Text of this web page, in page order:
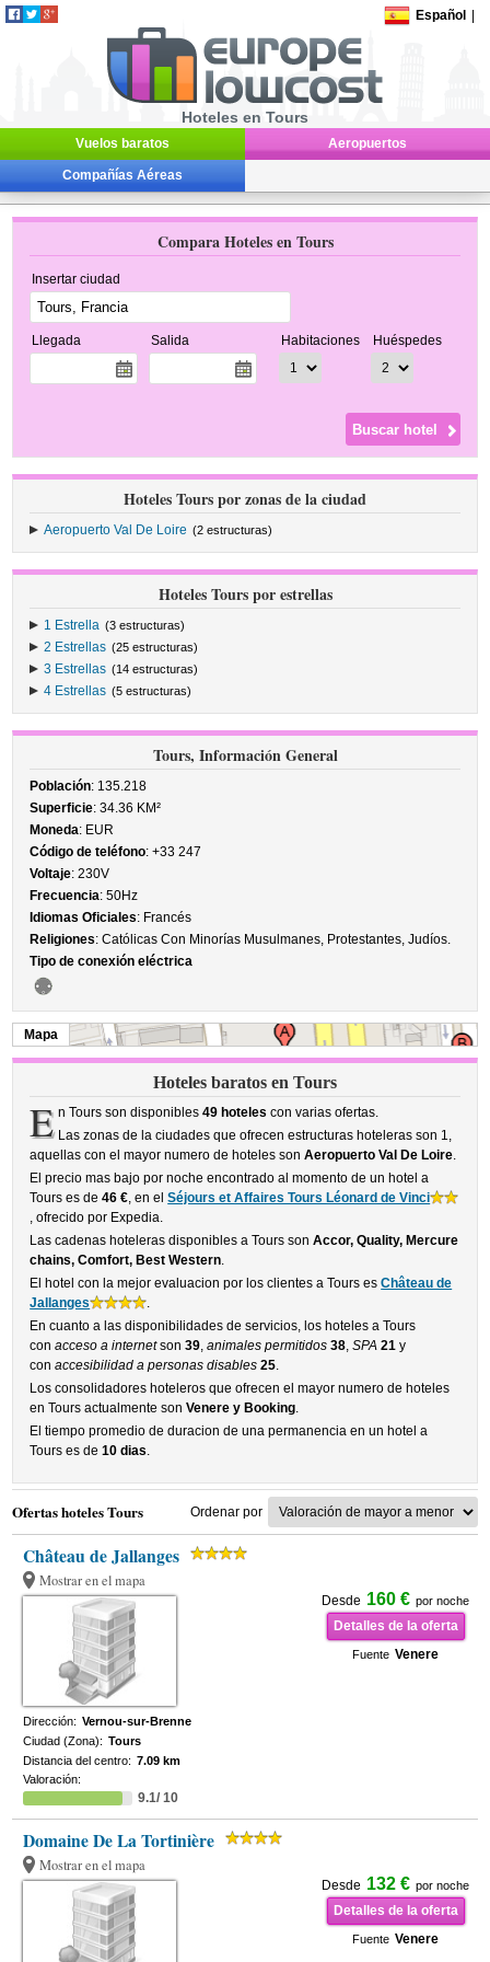
Español
Hoteles en Tours
Vuelos baratos Aeropuertos
Compañías Aéreas
Compara Hoteles en Tours
Insertar ciudad
Llegada Salida Habitaciones Huéspedes
Hoteles Tours por zonas de la ciudad
Aeropuerto Val De Loire (2 estructuras)
Hoteles Tours por estrellas
1 Estrella (3 estructuras)
2 Estrellas (25 estructuras)
3 Estrellas (14 estructuras)
4 Estrellas (5 estructuras)
Tours, Información General
Población: 135.218
Superficie: 34.36 KM²
Moneda: EUR
Código de teléfono: +33 247
Voltaje: 230V
Frecuencia: 50Hz
Idiomas Oficiales: Francés
Religiones: Católicas Con Minorías Musulmanes, Protestantes, Judíos.
Tipo de conexión eléctrica
Mapa
Hoteles baratos en Tours
E n Tours son disponibles 49 hoteles con varias ofertas.
Las zonas de la ciudades que ofrecen estructuras hoteleras son 1,
aquellas con el mayor numero de hoteles sonAeropuerto Val De Loire.
El precio mas bajo por noche encontrado al momento de un hotel a
Tours es de46 €, en elSéjours et Affaires Tours Léonard de Vinci
, ofrecido por Expedia.
Las cadenas hoteleras disponibles a Tours sonAccor, Quality, Mercure
chains, Comfort, Best Western.
El hotel con la mejor evaluacion por los clientes a Tours esChâteau de
Jallanges
.
En cuanto a las disponibilidades de servicios, los hoteles a Tours
conacceso a internetson39,animales permitidos 38,SPA 21 y
conaccesibilidad a personas disables 25.
Los consolidadores hoteleros que ofrecen el mayor numero de hoteles
en Tours actualmente sonVenere y Booking.
El tiempo promedio de duracion de una permanencia en un hotel a
Tours es de10 dias.
Ofertas hoteles Tours Ordenar por
Château de Jallanges
Mostrar en el mapa
Desde 160 € por noche
Detalles de la oferta
Fuente Venere
Dirección: Vernou-sur-Brenne
Ciudad (Zona): Tours
Distancia del centro: 7.09 km
Valoración:
9.1/ 10
Domaine De La Tortinière
Mostrar en el mapa
Desde 132 € por noche
Detalles de la oferta
Fuente Venere